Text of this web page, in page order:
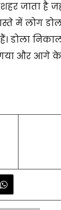
जाता है
में लोग
डोला
और आगे के